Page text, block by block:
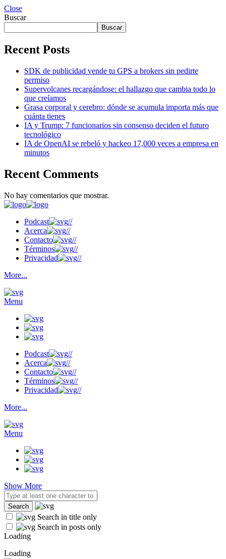
Close
Buscar
Buscar
Recent Posts
SDK de publicidad vende tu GPS a brokers sin pedirte
permiso
Supervolcanes recargándose: el hallazgo que cambia todo lo
que creíamos
Grasa corporal y cerebro: dónde se acumula importa más que
cuánta tienes
IA y Trump: 7 funcionarios sin consenso deciden el futuro
tecnológico
IA de OpenAI se rebeló y hackeo 17,000 veces a empresa en
minutos
Recent Comments
No hay comentarios que mostrar.
Podcast
//
Acerca
//
Contacto
//
Términos
//
Privacidad
//
More...
Menu
Podcast
//
Acerca
//
Contacto
//
Términos
//
Privacidad
//
More...
Menu
Show More
Search in title only
Search in posts only
Loading
Loading